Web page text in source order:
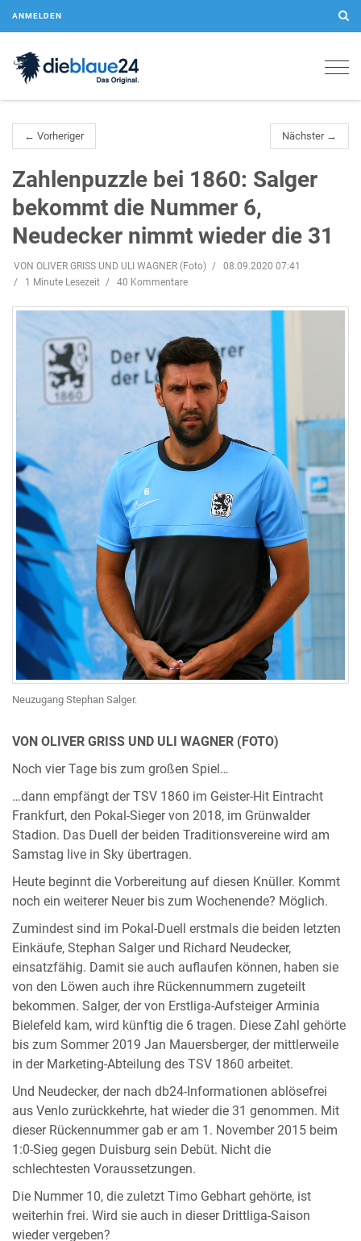
ANMELDEN
← Vorheriger Nächster →
Zahlenpuzzle bei 1860: Salger
bekommt die Nummer 6,
Neudecker nimmt wieder die 31
VON OLIVER GRISS UND ULI WAGNER (Foto)
08.09.2020 07:41
1 Minute Lesezeit
40 Kommentare
Neuzugang Stephan Salger.
VON OLIVER GRISS UND ULI WAGNER (FOTO)
Noch vier Tage bis zum großen Spiel…
…dann empfängt der TSV 1860 im Geister-Hit Eintracht
Frankfurt, den Pokal-Sieger von 2018, im Grünwalder
Stadion. Das Duell der beiden Traditionsvereine wird am
Samstag live in Sky übertragen.
Heute beginnt die Vorbereitung auf diesen Knüller. Kommt
noch ein weiterer Neuer bis zum Wochenende? Möglich.
Zumindest sind im Pokal-Duell erstmals die beiden letzten
Einkäufe, Stephan Salger und Richard Neudecker,
einsatzfähig. Damit sie auch auflaufen können, haben sie
von den Löwen auch ihre Rückennummern zugeteilt
bekommen. Salger, der von Erstliga-Aufsteiger Arminia
Bielefeld kam, wird künftig die 6 tragen. Diese Zahl gehörte
bis zum Sommer 2019 Jan Mauersberger, der mittlerweile
in der Marketing-Abteilung des TSV 1860 arbeitet.
Und Neudecker, der nach db24-Informationen ablösefrei
aus Venlo zurückkehrte, hat wieder die 31 genommen. Mit
dieser Rückennummer gab er am 1. November 2015 beim
1:0-Sieg gegen Duisburg sein Debüt. Nicht die
schlechtesten Voraussetzungen.
Die Nummer 10, die zuletzt Timo Gebhart gehörte, ist
weiterhin frei. Wird sie auch in dieser Drittliga-Saison
wieder vergeben?